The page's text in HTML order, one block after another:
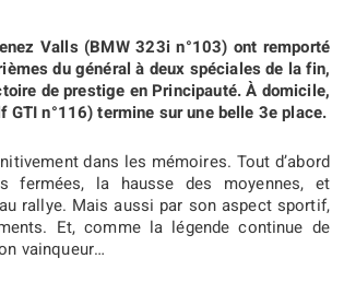
Valls (BMW 323i n°103) ont remporté
du général à deux spéciales de la fin,
de prestige en Principauté. À domicile,
n°116) termine sur une belle 3e place.
dans les mémoires. Tout d’abord
fermées, la hausse des moyennes, et
rallye. Mais aussi par son aspect sportif,
Et, comme la légende continue de
vainqueur…